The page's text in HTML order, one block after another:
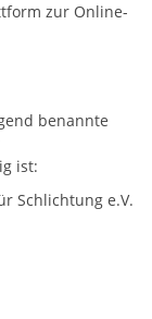
zur Online-
benannte
ist:
Schlichtung e.V.